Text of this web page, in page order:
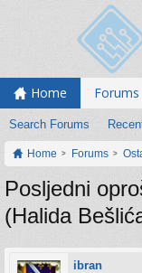
Home Forums
Search Forums
Home Forums
Posljedni
(Halida
ibran